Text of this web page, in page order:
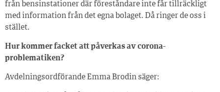
från bensinstationer där föreståndare inte får tillräckligt
med information från det egna bolaget. Då ringer de oss i
stället.
Hur kommer facket att påverkas av corona-
problematiken?
Avdelningsordförande Emma Brodin säger: